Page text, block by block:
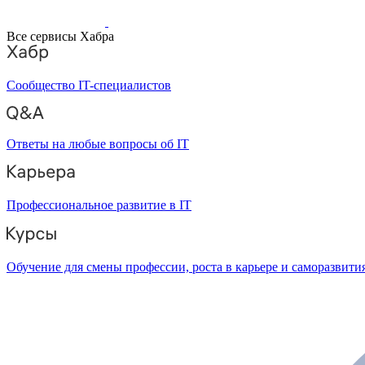
Все сервисы Хабра
Сообщество IT-специалистов
Ответы на любые вопросы об IT
Профессиональное развитие в IT
Обучение для смены профессии, роста в карьере и